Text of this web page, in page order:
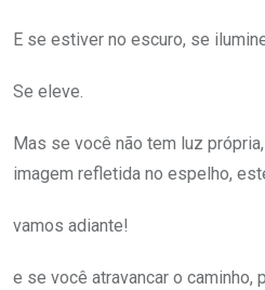
E se estiver no escuro, se
Se eleve.
Mas se você não tem luz
imagem refletida no espelho,
vamos adiante!
e se você atravancar o caminho,